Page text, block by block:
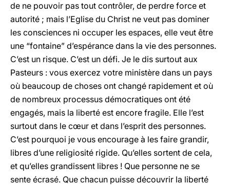
de ne pouvoir pas tout contrôler, de perdre force et
autorité ; mais l’Eglise du Christ ne veut pas dominer
les consciences ni occuper les espaces, elle veut être
une “fontaine” d’espérance dans la vie des personnes.
C’est un risque. C’est un défi. Je le dis surtout aux
Pasteurs : vous exercez votre ministère dans un pays
où beaucoup de choses ont changé rapidement et où
de nombreux processus démocratiques ont été
engagés, mais la liberté est encore fragile. Elle l’est
surtout dans le cœur et dans l’esprit des personnes.
C’est pourquoi je vous encourage à les faire grandir,
libres d’une religiosité rigide. Qu’elles sortent de cela,
et qu’elles grandissent libres ! Que personne ne se
sente écrasé. Que chacun puisse découvrir la liberté